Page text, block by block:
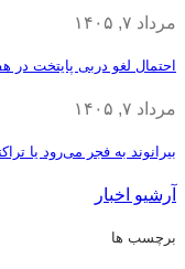
مرداد ۷, ۱۴۰۵
احتمال لغو دربی پایتخت در
مرداد ۷, ۱۴۰۵
بیرانوند به فجر می‌رود یا
آرشیو اخبار
برچسب ها